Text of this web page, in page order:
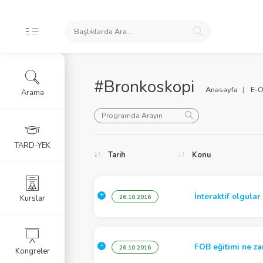
#Bronkoskopi Anasayfa E-
Tarih Konu
26.10.2016 İnteraktif olgular
26.10.2016 FOB eğitimi ne
Arama
TARD-YEK
Kurslar
Kongreler